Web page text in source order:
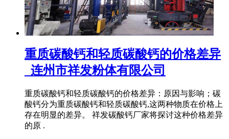
重质碳酸钙和轻质碳酸钙的价格差异
_连州市祥发粉体有限公司
重质碳酸钙和轻质碳酸钙的价格差异：原因与影响；碳
酸钙分为重质碳酸钙和轻质碳酸钙,这两种物质在价格上
存在明显的差异。 祥发碳酸钙厂家将探讨这种价格差异
的原 .